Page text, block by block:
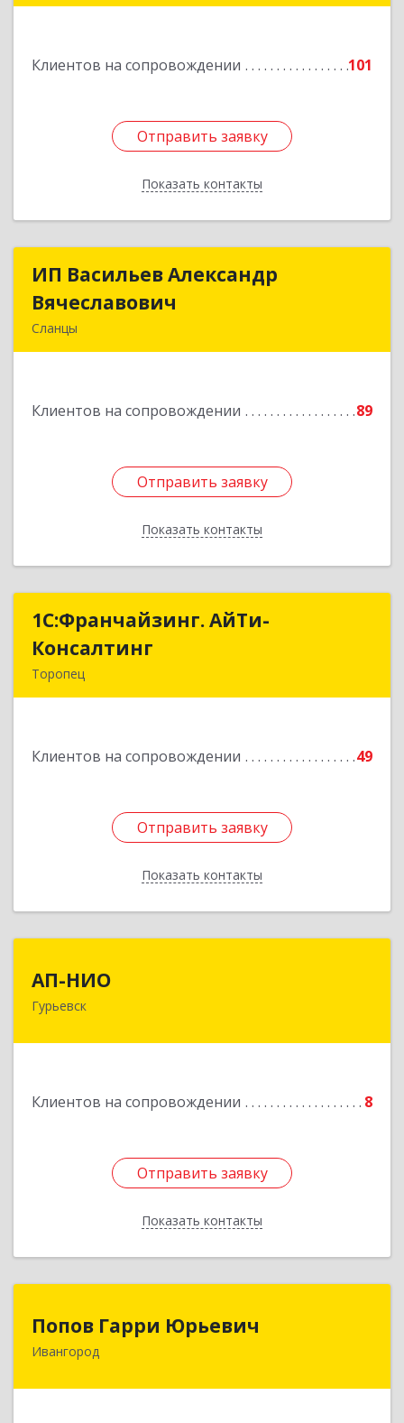
Клиентов на сопровождении 101
Отправить заявку
Показать контакты
Отправить заявку
Назад
ИП Васильев Александр
Вячеславович
Сланцы
Клиентов на сопровождении 89
Отправить заявку
Показать контакты
ИП Васильев Александр
Подробнее
Отправить заявку
Назад
1С:Франчайзинг. АйТи-
Консалтинг
Торопец
Клиентов на сопровождении 49
Отправить заявку
Показать контакты
1С:Франчайзинг. АйТи-
Подробнее
Отправить заявку
Назад
АП-НИО
Гурьевск
Клиентов на сопровождении 8
Отправить заявку
Показать контакты
238300 Калининградская обл, Гурьевск г,
Отправить заявку
Назад
Попов Гарри Юрьевич
Ивангород